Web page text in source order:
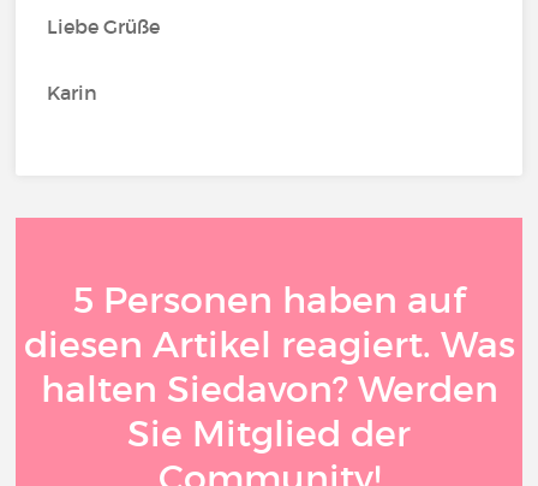
Liebe Grüße
Karin
5 Personen haben auf
diesen Artikel reagiert. Was
halten Siedavon? Werden
Sie Mitglied der